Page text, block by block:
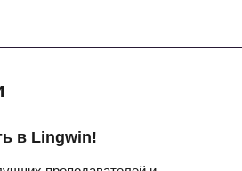
в Lingwin!